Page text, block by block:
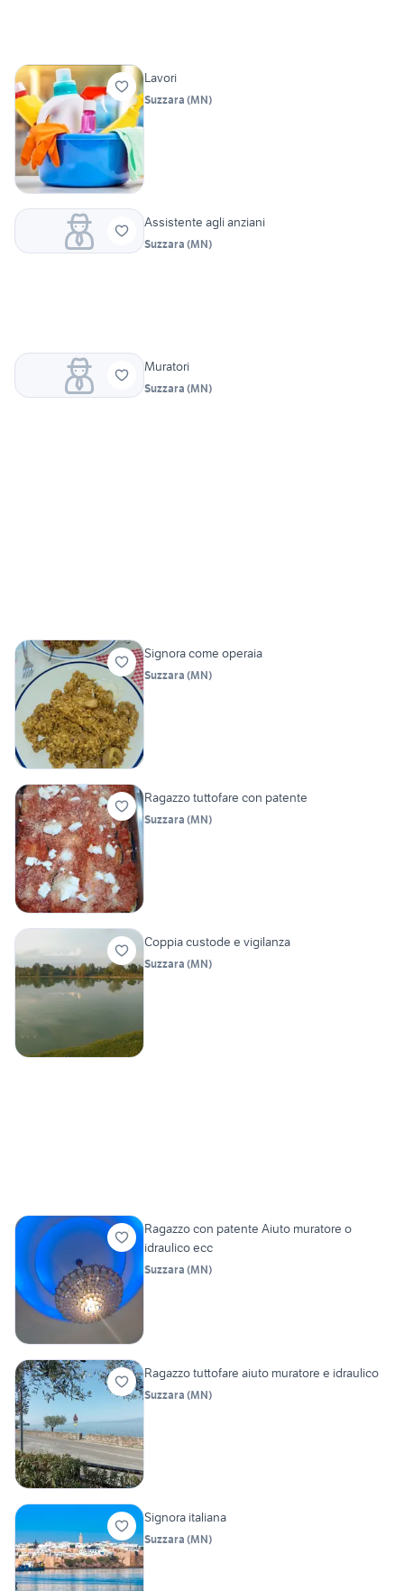
Lavori
Suzzara (MN)
Assistente agli anziani
Suzzara (MN)
Muratori
Suzzara (MN)
Signora come operaia
Suzzara (MN)
Ragazzo tuttofare con patente
Suzzara (MN)
Coppia custode e vigilanza
Suzzara (MN)
Ragazzo con patente Aiuto muratore o
idraulico ecc
Suzzara (MN)
Ragazzo tuttofare aiuto muratore e idraulico
Suzzara (MN)
Signora italiana
Suzzara (MN)